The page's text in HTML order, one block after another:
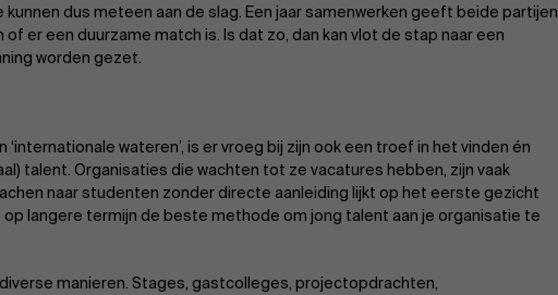
dus meteen aan de slag. Een jaar samenwerken geeft beide partijen
er een duurzame match is. Is dat zo, dan kan vlot de stap naar een
worden gezet.
‘internationale wateren’, is er vroeg bij zijn ook een troef in het vinden én
talent. Organisaties die wachten tot ze vacatures hebben, zijn vaak
naar studenten zonder directe aanleiding lijkt op het eerste gezicht
langere termijn de beste methode om jong talent aan je organisatie te
manieren. Stages, gastcolleges, projectopdrachten,